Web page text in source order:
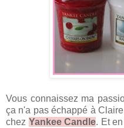
Vous connaissez ma
ça n'a pas échappé à
chez Yankee Candle. Et